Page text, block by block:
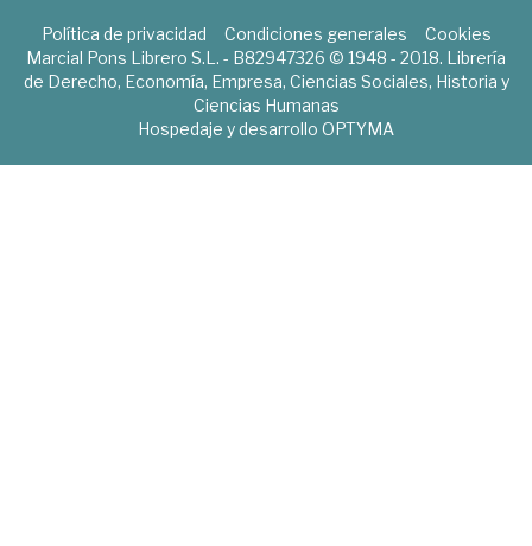
Política de privacidad Condiciones generales
Cookies
Marcial Pons Librero S.L. - B82947326 © 1948 - 2018. Librería
de Derecho, Economía, Empresa, Ciencias Sociales, Historia y
Ciencias Humanas
Hospedaje y desarrollo OPTYMA